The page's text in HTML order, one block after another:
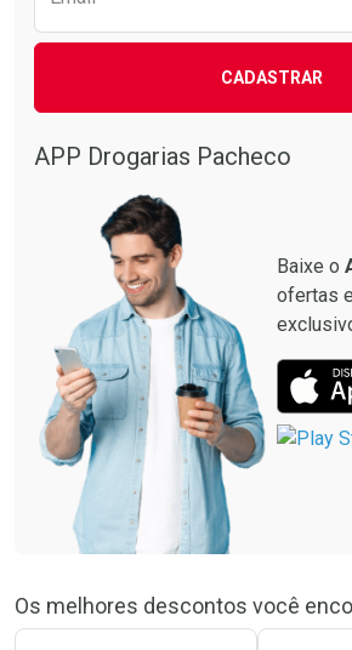
Comprar sem Desconto
Comprar sem Desconto
Por R$ 22,90/cada
CADASTRAR
APP Drogarias Pacheco
Baixe o
ofertas
Os melhores descontos você